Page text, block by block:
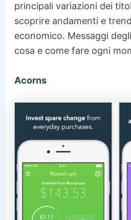
principali variazioni dei
scoprire andamenti e
economico. Messaggi
cosa e come fare ogni
Acorns